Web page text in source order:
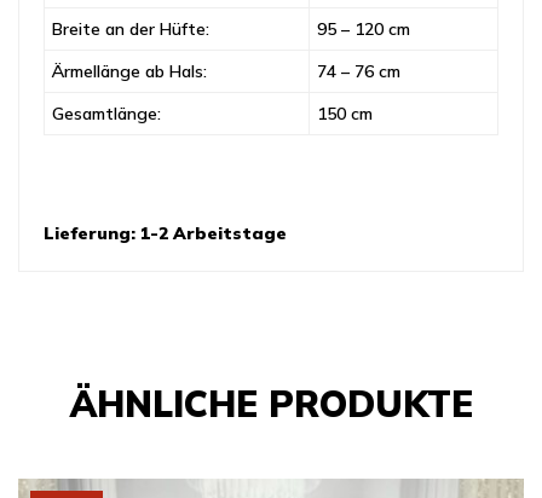
Breite an der Hüfte:
95 – 120 cm
Ärmellänge ab Hals:
74 – 76 cm
Gesamtlänge:
150 cm
Lieferung: 1-2 Arbeitstage
ÄHNLICHE PRODUKTE